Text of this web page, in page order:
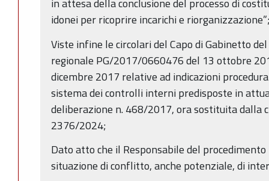
in attesa della conclusione del processo di
idonei per ricoprire incarichi e
Viste infine le circolari del Capo di Gabinetto
regionale PG/2017/0660476 del 13 ottobre
dicembre 2017 relative ad indicazioni
sistema dei controlli interni predisposte in
deliberazione n. 468/2017, ora sostituita dalla
2376/2024;
Dato atto che il Responsabile del
situazione di conflitto, anche potenziale, di